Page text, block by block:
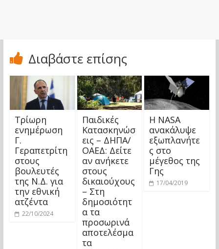
Διαβάστε επίσης
Τρίωρη
ενημέρωση
Γ.
Γεραπετρίτη
στους
βουλευτές
της Ν.Δ. για
την εθνική
ατζέντα
22/10/2024
Παιδικές
Κατασκηνώσ
εις – ΔΗΠΑ/
ΟΑΕΔ: Δείτε
αν ανήκετε
στους
δικαιούχους
– Στη
δημοσιότητ
α τα
προσωρινά
αποτελέσμα
τα
Η NASA
ανακάλυψε
εξωπλανήτε
ς στο
μέγεθος της
Γης
17/04/2019